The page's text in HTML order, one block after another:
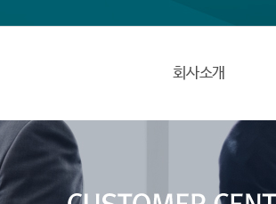
회사소개